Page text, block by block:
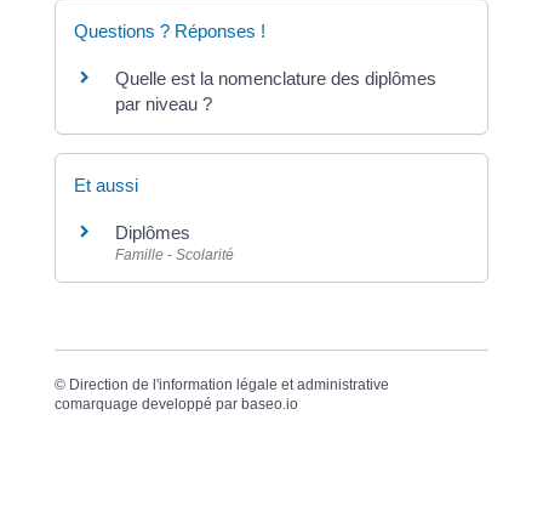
Questions ? Réponses !
Quelle est la nomenclature des diplômes
par niveau ?
Et aussi
Diplômes
Famille - Scolarité
© Direction de l'information légale et administrative
comarquage developpé par baseo.io